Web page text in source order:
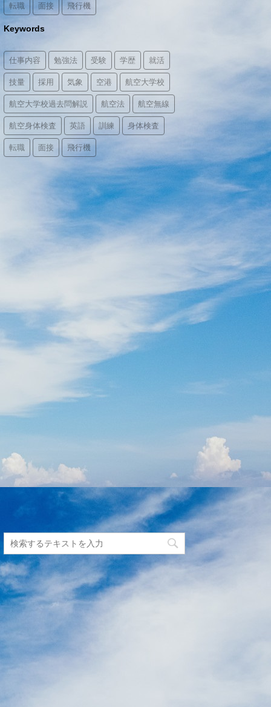
転職 面接 飛行機
Keywords
仕事内容 勉強法 受験 学歴 就活
技量 採用 気象 空港 航空大学校
航空大学校過去問解説 航空法 航空無線
航空身体検査 英語 訓練 身体検査
転職 面接 飛行機